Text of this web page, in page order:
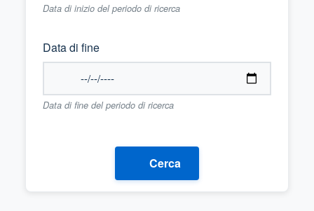
Data di inizio del periodo di ricerca
Data di fine
Data di fine del periodo di ricerca
Cerca